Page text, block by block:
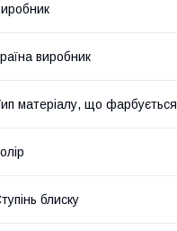
виробник
матеріалу, що фарбується
блиску